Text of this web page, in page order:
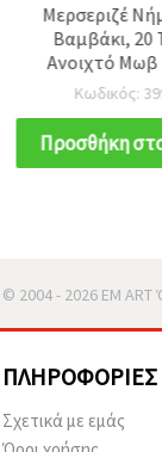
Μερσεριζέ
Βαμβάκι, 20
Ανοιχτό Μωβ
1000
Κωδικός:
Προσθήκη
© 2004 - 2026 EM
ΠΛΗΡΟΦΟΡΊΕΣ
Σχετικά με εμάς